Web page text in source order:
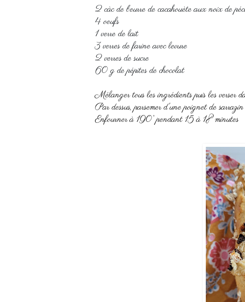
2 càc de beurre de cacahouète aux noix de
4 oeufs
1 verre de lait
3 verres de farine avec levure
2 verres de sucre
60 g de pépites de chocolat
Mélanger tous les ingrédients puis les
Par dessus, parsemer d'une poignet de
Enfourner à 190° pendant 15 à 18 minutes